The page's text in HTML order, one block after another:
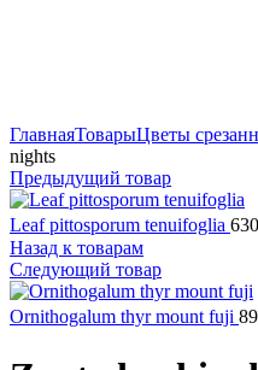
ГлавнаяТоварыЦветы
nights
Предыдущий товар
Leaf pittosporum tenuifoglia 630
Назад к товарам
Следующий товар
Ornithogalum thyr mount fuji 89